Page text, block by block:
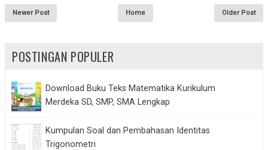
Newer Post Older Post
Home
POSTINGAN POPULER
Download Buku Teks Matematika Kurikulum
Merdeka SD, SMP, SMA Lengkap
Kumpulan Soal dan Pembahasan Identitas
Trigonometri